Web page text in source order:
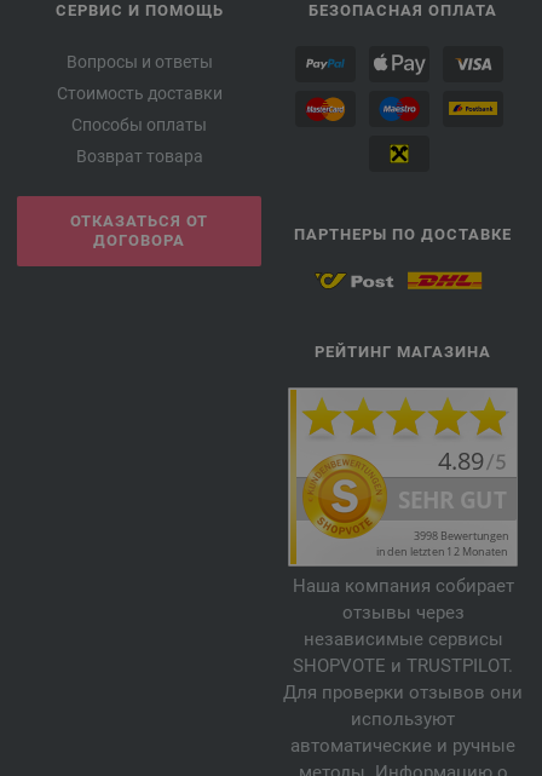
СЕРВИС И ПОМОЩЬ
Вопросы и ответы
Стоимость доставки
Способы оплаты
Возврат товара
ОТКАЗАТЬСЯ ОТ
ДОГОВОРА
БЕЗОПАСНАЯ ОПЛАТА
ПАРТНЕРЫ ПО ДОСТАВКЕ
РЕЙТИНГ МАГАЗИНА
Наша компания собирает
отзывы через
независимые сервисы
SHOPVOTE и TRUSTPILOT.
Для проверки отзывов они
используют
автоматические и ручные